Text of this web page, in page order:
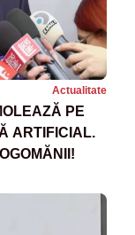
Actualitate
PE
ARTIFICIAL.